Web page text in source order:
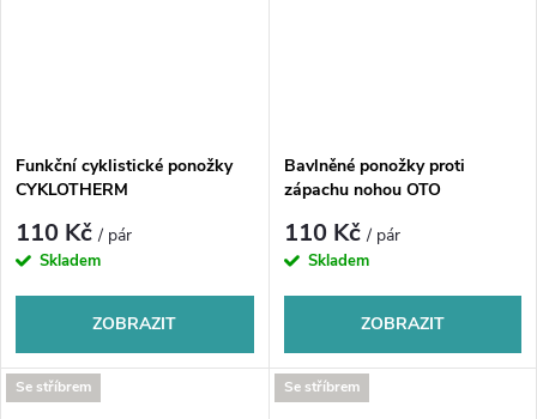
Funkční cyklistické ponožky
CYKLOTHERM
110 Kč/ pár
Skladem
ZOBRAZIT
Bavlněné ponožky proti
zápachu nohou OTO
110 Kč/ pár
Skladem
ZOBRAZIT
Se stříbrem Se stříbrem